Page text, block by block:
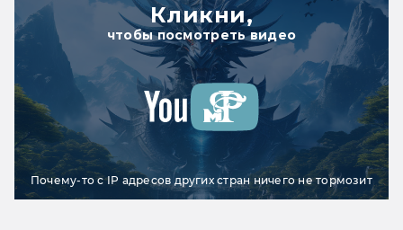
Кликни,
чтобы посмотреть видео
Почему-то с IP адресов других стран ничего не тормозит